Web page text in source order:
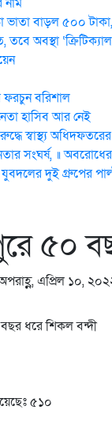
বাড়ল ৫০০ টাকা,
অবস্থা
ফরচুন বরিশাল
হাসিব আর নেই
স্বাস্থ্য
সংঘর্ষ, ॥
দুই গ্রুপের
৫০
এপ্রিল ১০,
৫১০